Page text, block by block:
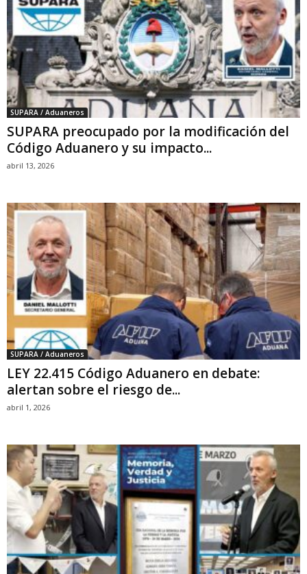
SUPARA / Aduaneros
SUPARA preocupado por la modificación del
Código Aduanero y su impacto...
abril 13, 2026
SUPARA / Aduaneros
LEY 22.415 Código Aduanero en debate:
alertan sobre el riesgo de...
abril 1, 2026